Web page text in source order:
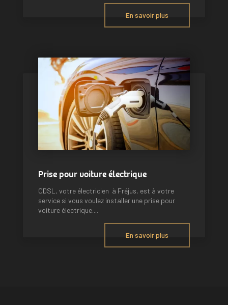
En savoir plus
Prise pour voiture électrique
CDSL, votre électricien à Fréjus, est à votre
service si vous voulez installer une prise pour
voiture électrique....
En savoir plus